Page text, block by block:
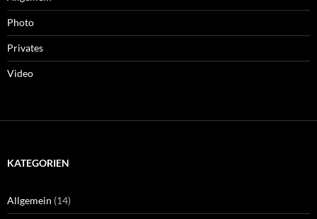
Photo
Privates
Video
KATEGORIEN
Allgemein (14)